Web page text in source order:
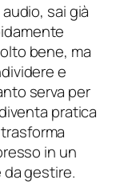
sai già
bene, ma
e
serva per
pratica
in un
gestire.